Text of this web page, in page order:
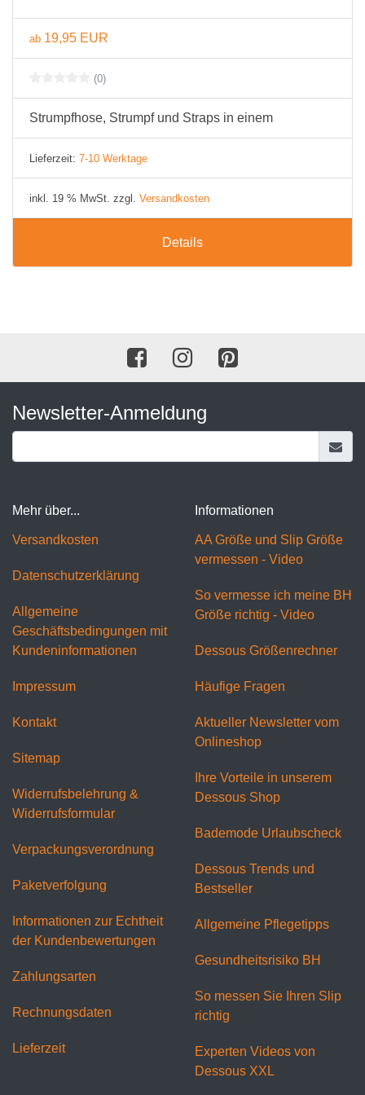
ab 19,95 EUR
(0)
Strumpfhose, Strumpf und Straps in einem
Lieferzeit: 7-10 Werktage
inkl. 19 % MwSt. zzgl. Versandkosten
Details
Newsletter-Anmeldung
Mehr über...
Versandkosten
Datenschutzerklärung
Allgemeine
Geschäftsbedingungen mit
Kundeninformationen
Impressum
Kontakt
Sitemap
Widerrufsbelehrung &
Widerrufsformular
Verpackungsverordnung
Paketverfolgung
Informationen zur Echtheit
der Kundenbewertungen
Zahlungsarten
Rechnungsdaten
Lieferzeit
Informationen
AA Größe und Slip Größe
vermessen - Video
So vermesse ich meine BH
Größe richtig - Video
Dessous Größenrechner
Häufige Fragen
Aktueller Newsletter vom
Onlineshop
Ihre Vorteile in unserem
Dessous Shop
Bademode Urlaubscheck
Dessous Trends und
Bestseller
Allgemeine Pflegetipps
Gesundheitsrisiko BH
So messen Sie Ihren Slip
richtig
Experten Videos von
Dessous XXL